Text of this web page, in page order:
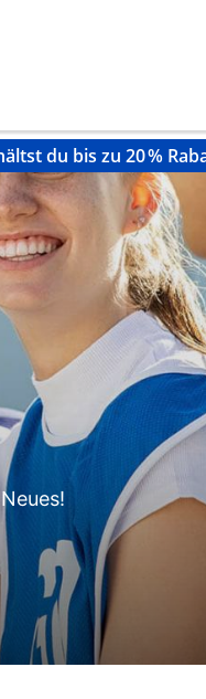
du bis zu 20 %